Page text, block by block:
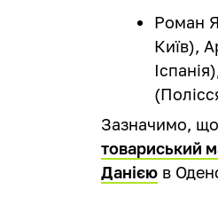
Роман
Київ),
Зазначимо, що
товариський
Данією в